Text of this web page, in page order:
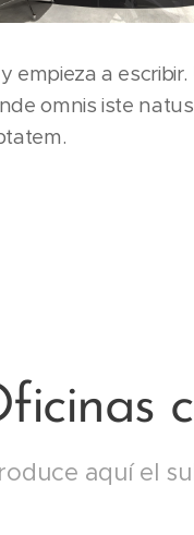
empieza a escribir.
omnis iste natus
aquí el